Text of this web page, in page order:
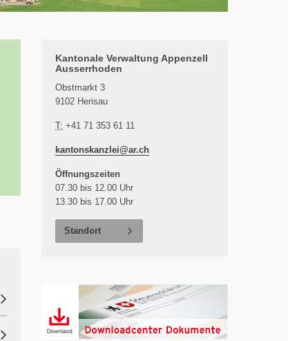
Kantonale Verwaltung Appenzell
Ausserrhoden
Obstmarkt 3
9102 Herisau
T: +41 71 353 61 11
kantonskanzlei@ar.ch
Öffnungszeiten
07.30 bis 12.00 Uhr
13.30 bis 17.00 Uhr
Standort